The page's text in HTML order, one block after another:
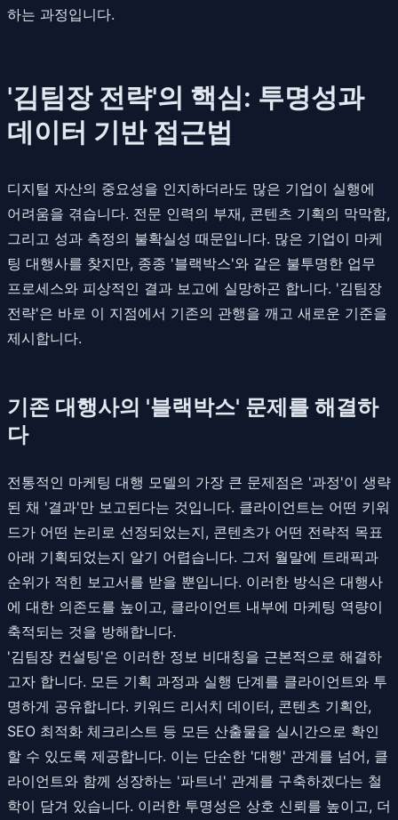
하는 과정입니다.
'김팀장 전략'의 핵심: 투명성과
데이터 기반 접근법
디지털 자산의 중요성을 인지하더라도 많은 기업이 실행에
어려움을 겪습니다. 전문 인력의 부재, 콘텐츠 기획의 막막함,
그리고 성과 측정의 불확실성 때문입니다. 많은 기업이 마케
팅 대행사를 찾지만, 종종 '블랙박스'와 같은 불투명한 업무
프로세스와 피상적인 결과 보고에 실망하곤 합니다. '김팀장
전략'은 바로 이 지점에서 기존의 관행을 깨고 새로운 기준을
제시합니다.
기존 대행사의 '블랙박스' 문제를 해결하
다
전통적인 마케팅 대행 모델의 가장 큰 문제점은 '과정'이 생략
된 채 '결과'만 보고된다는 것입니다. 클라이언트는 어떤 키워
드가 어떤 논리로 선정되었는지, 콘텐츠가 어떤 전략적 목표
아래 기획되었는지 알기 어렵습니다. 그저 월말에 트래픽과
순위가 적힌 보고서를 받을 뿐입니다. 이러한 방식은 대행사
에 대한 의존도를 높이고, 클라이언트 내부에 마케팅 역량이
축적되는 것을 방해합니다.
'김팀장 컨설팅'은 이러한 정보 비대칭을 근본적으로 해결하
고자 합니다. 모든 기획 과정과 실행 단계를 클라이언트와 투
명하게 공유합니다. 키워드 리서치 데이터, 콘텐츠 기획안,
SEO 최적화 체크리스트 등 모든 산출물을 실시간으로 확인
할 수 있도록 제공합니다. 이는 단순한 '대행' 관계를 넘어, 클
라이언트와 함께 성장하는 '파트너' 관계를 구축하겠다는 철
학이 담겨 있습니다. 이러한 투명성은 상호 신뢰를 높이고, 더